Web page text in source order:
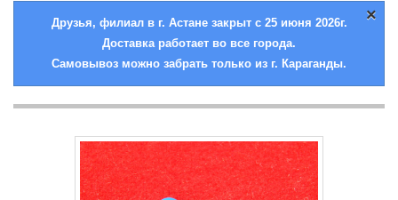
×
Друзья, филиал в г. Астане закрыт с 25 июня 2026г.
Доставка работает во все города.
Самовывоз можно забрать только из г. Караганды.